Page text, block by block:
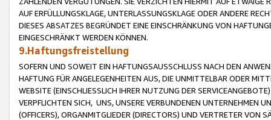
AUF ERFÜLLUNGSKLAGE, UNTERLASSUNGSKLAGE ODER ANDERE
DIESES ABSATZES BEGRÜNDET EINE EINSCHRÄNKUNG VON
EINGESCHRÄNKT WERDEN KÖNNEN.
9.Haftungsfreistellung
SOFERN UND SOWEIT EIN HAFTUNGSAUSSCHLUSS NACH DEN
HAFTUNG FÜR ANGELEGENHEITEN AUS, DIE UNMITTELBAR ODER
WEBSITE (EINSCHLIESSLICH IHRER NUTZUNG DER
VERPFLICHTEN SICH, UNS, UNSERE VERBUNDENEN UNTERNEHMEN
(OFFICERS), ORGANMITGLIEDER (DIRECTORS) UND VERTRETER VON